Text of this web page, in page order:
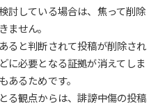
討している場合は、焦って削除
せん。
ると判断されて投稿が削除され
に必要となる証拠が消えてしま
あるためです。
る観点からは、誹謗中傷の投稿